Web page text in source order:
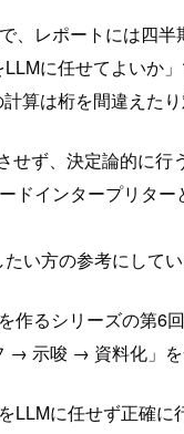
、レポートには四
に任せてよいか」
算は桁を間違えた
ず、決定論的に
ドインタープリタ
い方の参考にしてい
るシリーズの第6回
示唆 → 資料化」を
LLMに任せず正確に